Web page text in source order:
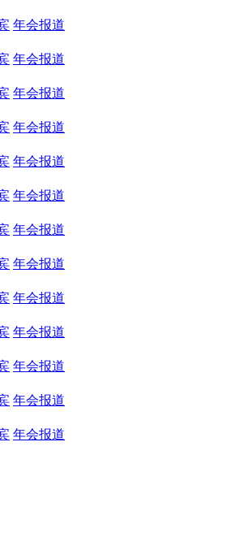
年会报道
年会报道
年会报道
年会报道
年会报道
年会报道
年会报道
年会报道
年会报道
年会报道
年会报道
年会报道
年会报道